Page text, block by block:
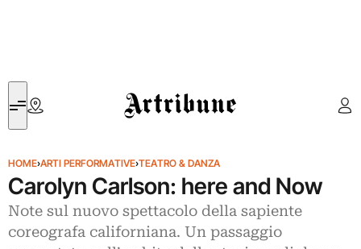
Artribune
HOME›ARTI PERFORMATIVE›TEATRO & DANZA
Carolyn Carlson: here and Now
Note sul nuovo spettacolo della sapiente
coreografa californiana. Un passaggio